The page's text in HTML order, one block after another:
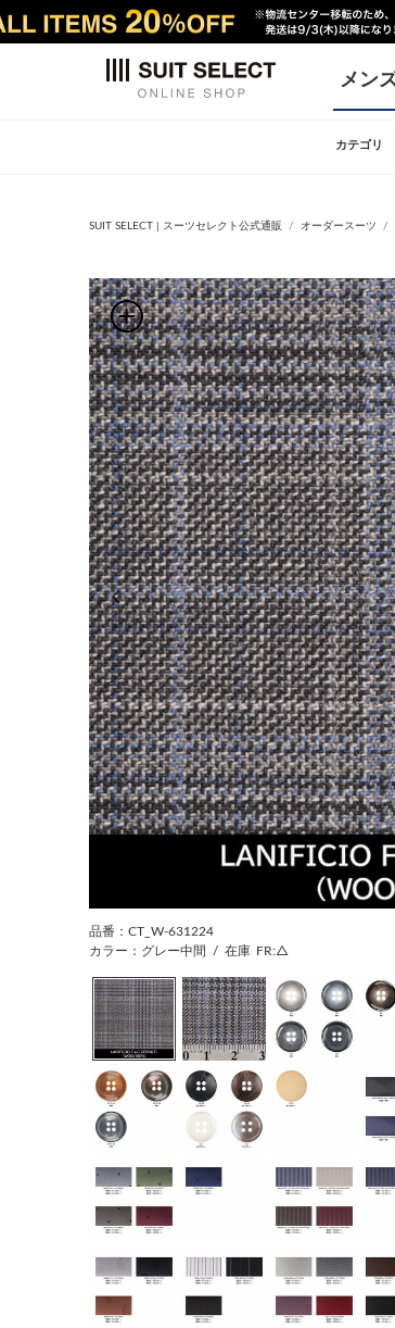
メン
カテゴリ
SUIT SELECT | スーツセレクト公式通販 オーダースーツ
前の画像
品番：CT_W-631224
カラー：グレー中間
/ 在庫 FR:△